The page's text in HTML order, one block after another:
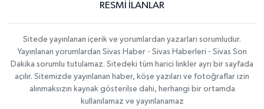
RESMİ İLANLAR
Sitede yayınlanan içerik ve yorumlardan yazarları sorumludur.
Yayınlanan yorumlardan Sivas Haber - Sivas Haberleri - Sivas Son
Dakika sorumlu tutulamaz. Sitedeki tüm harici linkler ayrı bir sayfada
açılır. Sitemizde yayınlanan haber, köşe yazıları ve fotoğraflar izin
alınmaksızın kaynak gösterilse dahi, herhangi bir ortamda
kullanılamaz ve yayınlanamaz